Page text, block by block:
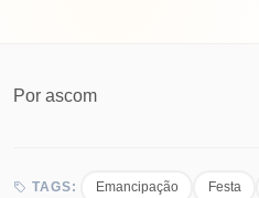
Por ascom
TAGS: Emancipação Festa